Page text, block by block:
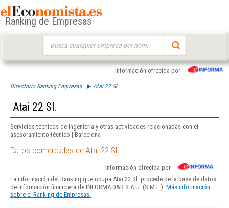
Ranking de Empresas
Información ofrecida por
Directorio Ranking Empresas Atai 22 Sl.
Atai 22 Sl.
Servicios técnicos de ingeniería y otras actividades relacionadas con el
asesoramiento técnico | Barcelona
Datos comerciales de Atai 22 Sl.
Información ofrecida por
La información del Ranking que ocupa Atai 22 Sl. procede de la base de datos
de información financiera de INFORMA D&B S.A.U. (S.M.E.). Más información
sobre el Ranking de Empresas.